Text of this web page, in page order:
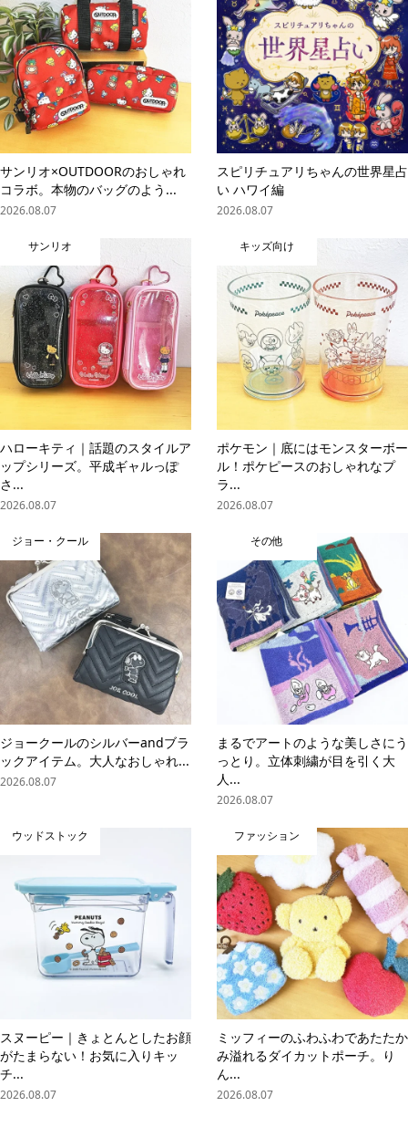
サンリオ×OUTDOORのおしゃれ
コラボ。本物のバッグのよう...
2026.08.07
スピリチュアリちゃんの世界星占
い ハワイ編
2026.08.07
サンリオ
ハローキティ｜話題のスタイルア
ップシリーズ。平成ギャルっぽ
さ...
2026.08.07
キッズ向け
ポケモン｜底にはモンスターボー
ル！ポケピースのおしゃれなプ
ラ...
2026.08.07
ジョー・クール
ジョークールのシルバーandブラ
ックアイテム。大人なおしゃれ...
2026.08.07
その他
まるでアートのような美しさにう
っとり。立体刺繍が目を引く大
人...
2026.08.07
ウッドストック
スヌーピー｜きょとんとしたお顔
がたまらない！お気に入りキッ
チ...
2026.08.07
ファッション
ミッフィーのふわふわであたたか
み溢れるダイカットポーチ。り
ん...
2026.08.07